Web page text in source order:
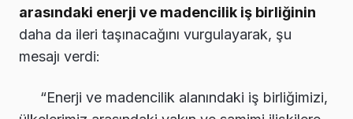
arasındaki enerji ve madencilik iş birliğinin
daha da ileri taşınacağını vurgulayarak, şu
mesajı verdi:
“Enerji ve madencilik alanındaki iş birliğimizi,